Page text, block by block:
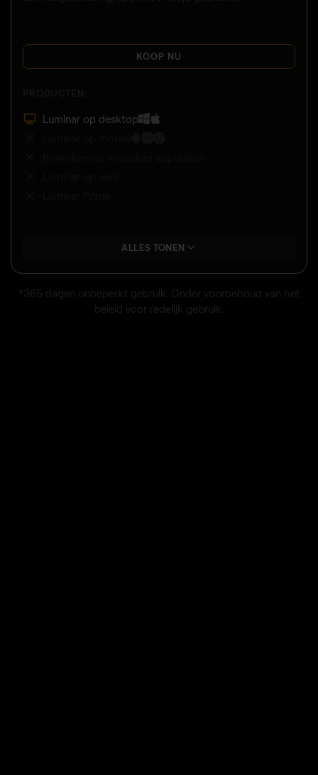
KOOP NU
Luminar op desktop
ALLES TONEN
*365 dagen onbeperkt gebruik. Onder voorbehoud van het
beleid voor redelijk gebruik.